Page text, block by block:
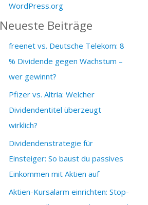
WordPress.org
Neueste Beiträge
freenet vs. Deutsche Telekom: 8
% Dividende gegen Wachstum –
wer gewinnt?
Pfizer vs. Altria: Welcher
Dividendentitel überzeugt
wirklich?
Dividendenstrategie für
Einsteiger: So baust du passives
Einkommen mit Aktien auf
Aktien-Kursalarm einrichten: Stop-